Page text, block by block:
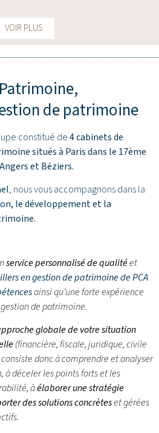
VOIR PLUS
de patrimoine
constitué de4 cabinets de
situés à Paris dans le 17ème
AngersetBéziers.
, nous vous accompagnons dans la
le développement et la
service personnalisé de qualitéet
en gestion de patrimoine de PCA
ainsi qu’une forte expérience
de patrimoine.
globale de votre situation
(financière, fiscale, juridique, civile
donc à comprendre et analyser
déceler les points forts et les
àélaborer une stratégie
des solutions concrèteset gérées